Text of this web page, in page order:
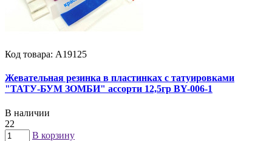
Код товара: А19125
Жевательная резинка в пластинках с татуировками
"ТАТУ-БУМ ЗОМБИ" ассорти 12,5гр BY-006-1
В наличии
22
В корзину